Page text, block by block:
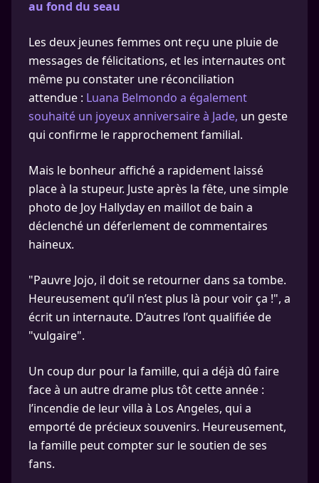
au fond du seau
Les deux jeunes femmes ont reçu une pluie de
messages de félicitations, et les internautes ont
même pu constater une réconciliation
attendue : Luana Belmondo a également
souhaité un joyeux anniversaire à Jade, un geste
qui confirme le rapprochement familial.
Mais le bonheur affiché a rapidement laissé
place à la stupeur. Juste après la fête, une simple
photo de Joy Hallyday en maillot de bain a
déclenché un déferlement de commentaires
haineux.
"Pauvre Jojo, il doit se retourner dans sa tombe.
Heureusement qu’il n’est plus là pour voir ça !", a
écrit un internaute. D’autres l’ont qualifiée de
"vulgaire".
Un coup dur pour la famille, qui a déjà dû faire
face à un autre drame plus tôt cette année :
l’incendie de leur villa à Los Angeles, qui a
emporté de précieux souvenirs. Heureusement,
la famille peut compter sur le soutien de ses
fans.